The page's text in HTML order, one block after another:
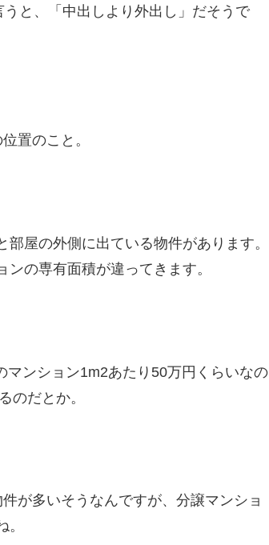
と、「中出しより外出し」だそうで
置のこと。
屋の外側に出ている物件があります。
の専有面積が違ってきます。
ンション1m2あたり50万円くらいなの
のだとか。
が多いそうなんですが、分譲マンショ